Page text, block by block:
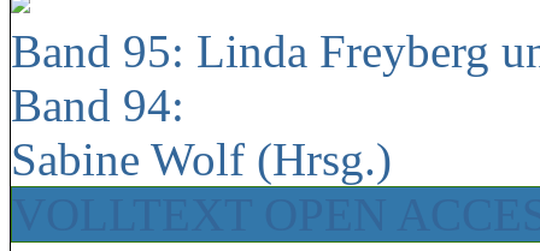
Band 95: Linda Freyberg
Band 94:
Sabine Wolf (Hrsg.)